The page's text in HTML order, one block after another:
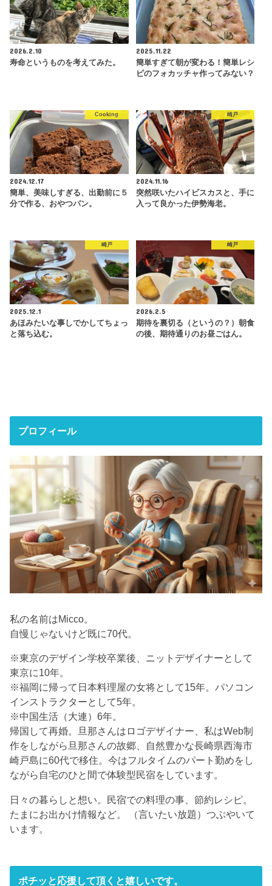
2026.2.10
寿命というものを考えてみた。
2025.11.22
簡単すぎて朝が変わる！簡単レシ
ピのフォカッチャ作ってみない？
Cooking
2024.12.17
簡単、美味しすぎる、出勤前に５
分で作る、おやつパン。
崎戸
2024.11.16
突然咲いたハイビスカスと、手に
入って良かった伊勢海老。
崎戸
2025.12.1
あほみたいな事しでかしてちょっ
と落ち込む。
崎戸
2026.2.5
期待を裏切る（というの？）朝食
の後、期待通りのお昼ごはん。
プロフィール
私の名前はMicco。
自慢じゃないけど既に70代。
※東京のデザイン学校卒業後、ニットデザイナーとして
東京に10年。
※福岡に帰って日本料理屋の女将として15年。パソコン
インストラクターとして5年。
※中国生活（大連）6年。
帰国して再婚。旦那さんはロゴデザイナー、私はWeb制
作をしながら旦那さんの故郷、自然豊かな長崎県西海市
崎戸島に60代で移住。今はフルタイムのパート勤めをし
ながら自宅のひと間で体験型民宿をしています。
日々の暮らしと想い。民宿での料理の事、節約レシピ。
たまにお出かけ情報など。 （言いたい放題）つぶやいて
います。
ポチッと応援して頂くと嬉しいです。